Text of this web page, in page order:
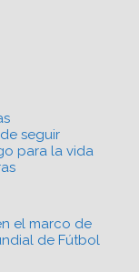
seguir
para la vida
el marco de
de Fútbol